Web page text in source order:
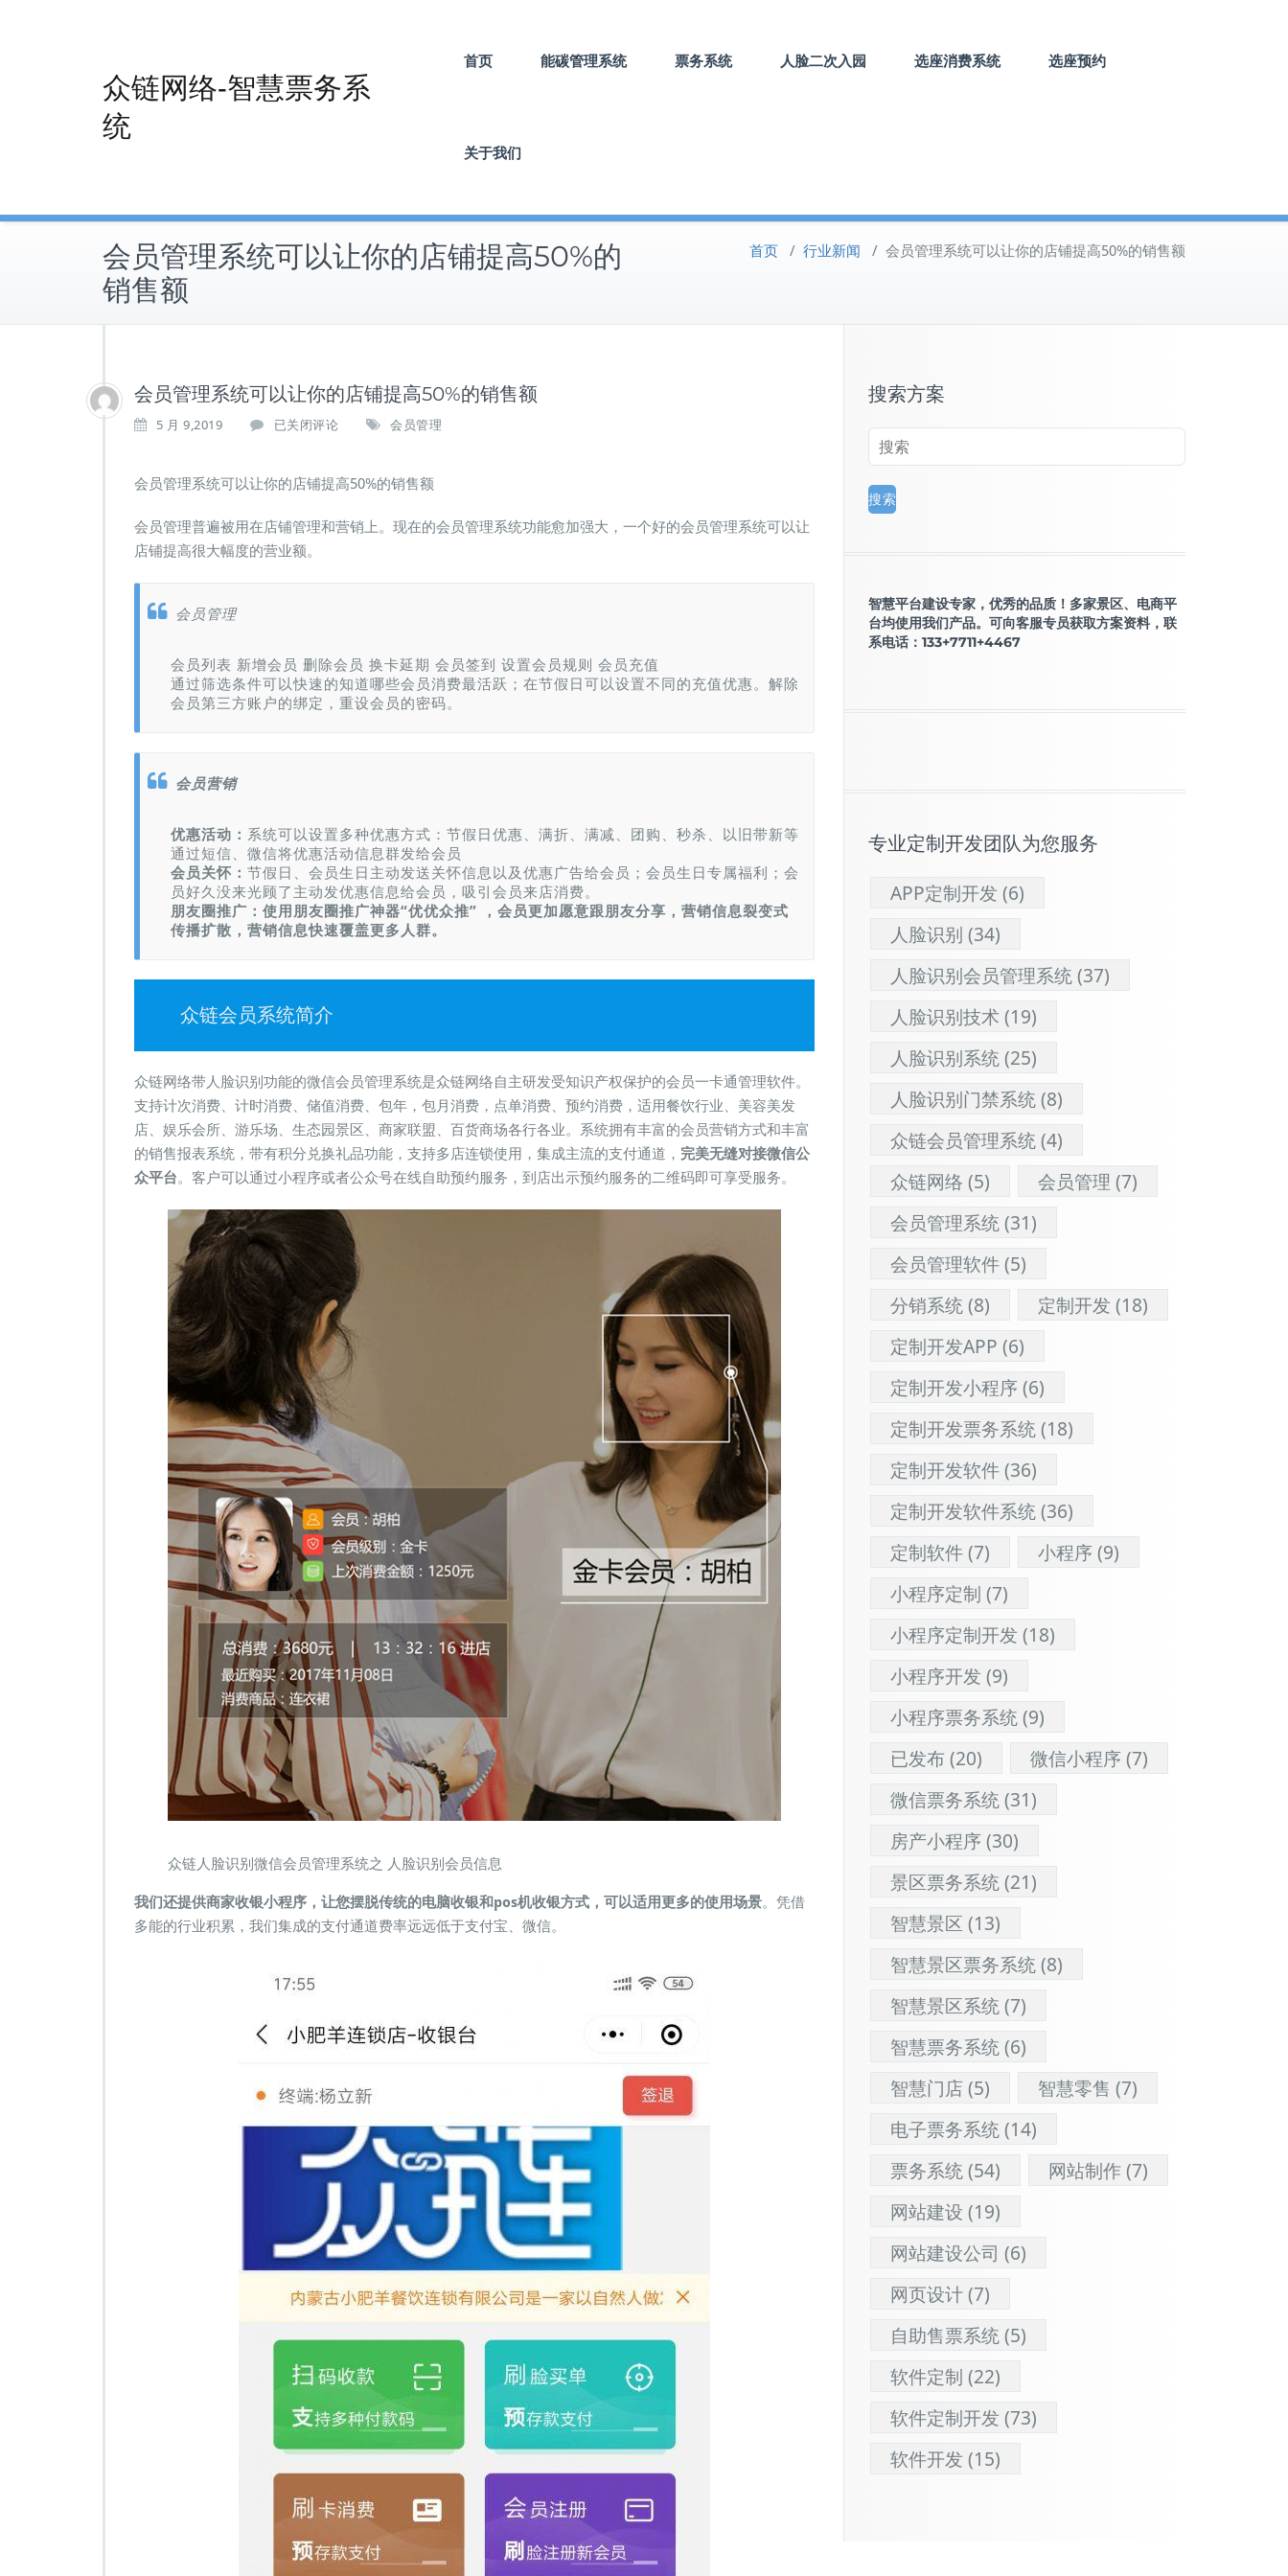
众链网络-智慧票务系
统
首页 能碳管理系统 票务系统 人脸二次入园 选座消费系统 选座预约
关于我们
会员管理系统可以让你的店铺提高50%的
销售额
首页 / 行业新闻 / 会员管理系统可以让你的店铺提高50%的销售额
会员管理系统可以让你的店铺提高50%的销售额
5 月 9,2019
会
理
统
可
以
铺
提
高
5
已关闭评论 会员管理
会员管理系统可以让你的店铺提高50%的销售额
会员管理普遍被用在店铺管理和营销上。现在的会员管理系统功能愈加强大，一个好的会员管理系统可以让
店铺提高很大幅度的营业额。
会员管理
会员列表 新增会员 删除会员 换卡延期 会员签到 设置会员规则 会员充值
通过筛选条件可以快速的知道哪些会员消费最活跃；在节假日可以设置不同的充值优惠。解除
会员第三方账户的绑定，重设会员的密码。
会员营销
优惠活动： 系统可以设置多种优惠方式：节假日优惠、满折、满减、团购、秒杀、以旧带新等
通过短信、微信将优惠活动信息群发给会员
会员关怀： 节假日、会员生日主动发送关怀信息以及优惠广告给会员；会员生日专属福利；会
员好久没来光顾了主动发优惠信息给会员，吸引会员来店消费。
朋友圈推广：使用朋友圈推广神器“优优众推” ，会员更加愿意跟朋友分享，营销信息裂变式
传播扩散，营销信息快速覆盖更多人群。
众链会员系统简介
众链网络带人脸识别功能的微信会员管理系统是众链网络自主研发受知识产权保护的会员一卡通管理软件。
支持计次消费、计时消费、储值消费、包年，包月消费，点单消费、预约消费，适用餐饮行业、美容美发
店、娱乐会所、游乐场、生态园景区、商家联盟、百货商场各行各业。系统拥有丰富的会员营销方式和丰富
的销售报表系统，带有积分兑换礼品功能，支持多店连锁使用，集成主流的支付通道， 完美无缝对接微信公
众平台。客户可以通过小程序或者公众号在线自助预约服务，到店出示预约服务的二维码即可享受服务。
众链人脸识别微信会员管理系统之 人脸识别会员信息
我们还提供商家收银小程序，让您摆脱传统的电脑收银和pos机收银方式，可以适用更多的使用场景。凭借
多能的行业积累，我们集成的支付通道费率远远低于支付宝、微信。
搜索方案
智慧平台建设专家，优秀的品质！多家景区、电商平
台均使用我们产品。可向客服专员获取方案资料，联
系电话：133+7711+4467
专业定制开发团队为您服务
APP定制开发 (6)
人脸识别 (34)
人脸识别会员管理系统(37)
人脸识别技术(19)
人脸识别系统(25)
人脸识别门禁系统(8)
众链会员管理系统(4)
众链网络 (5) 会员管理 (7)
会员管理系统(31)
会员管理软件(5)
分销系统(8) 定制开发 (18)
定制开发APP (6)
定制开发小程序(6)
定制开发票务系统(18)
定制开发软件(36)
定制开发软件系统(36)
定制软件(7) 小程序(9)
小程序定制 (7)
小程序定制开发 (18)
小程序开发 (9)
小程序票务系统(9)
已发布(20) 微信小程序(7)
微信票务系统(31)
房产小程序(30)
景区票务系统(21)
智慧景区 (13)
智慧景区票务系统(8)
智慧景区系统(7)
智慧票务系统(6)
智慧门店(5) 智慧零售 (7)
电子票务系统(14)
票务系统(54) 网站制作(7)
网站建设 (19)
网站建设公司 (6)
网页设计(7)
自助售票系统(5)
软件定制 (22)
软件定制开发 (73)
软件开发 (15)